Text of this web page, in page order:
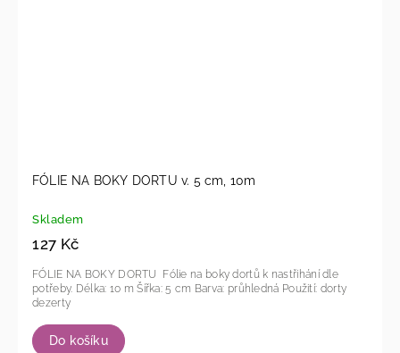
FÓLIE NA BOKY DORTU v. 5 cm, 10m
Skladem
127 Kč
Do košíku
FÓLIE NA BOKY DORTU Fólie na boky dortů k nastřihání dle
potřeby. Délka: 10 m Šířka: 5 cm Barva: průhledná Použití: dorty
dezerty